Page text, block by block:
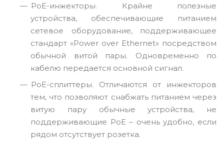
PoE-инжекторы. Крайне полезные
устройства, обеспечивающие питанием
сетевое оборудование, поддерживающее
стандарт «Power over Ethernet» посредством
обычной витой пары. Одновременно по
кабелю передается основной сигнал.
PoE-сплиттеры. Отличаются от инжекторов
тем, что позволяют снабжать питанием через
витую пару обычные устройства, не
поддерживающие PoE – очень удобно, если
рядом отсутствует розетка.